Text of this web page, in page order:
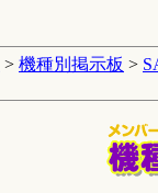
> 機種別掲示板 >